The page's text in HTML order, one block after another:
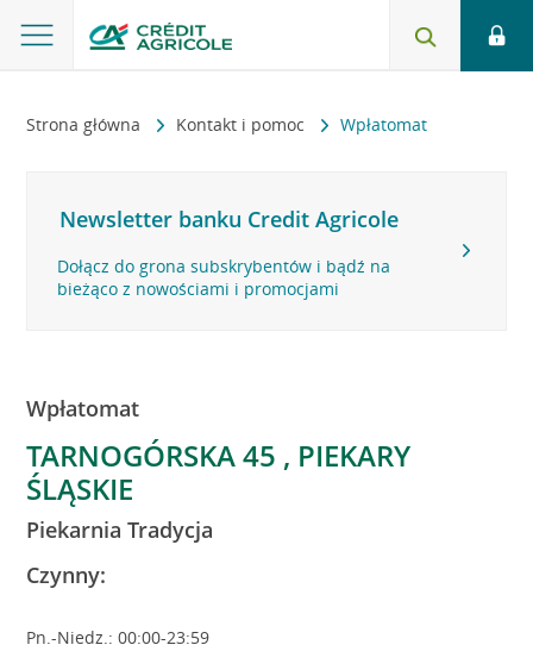
Strona główna Kontakt i pomoc Wpłatomat
Newsletter banku Credit Agricole
Dołącz do grona subskrybentów i bądź na
bieżąco z nowościami i promocjami
Wpłatomat
TARNOGÓRSKA 45 , PIEKARY
ŚLĄSKIE
Piekarnia Tradycja
Czynny:
Pn.-Niedz.: 00:00-23:59